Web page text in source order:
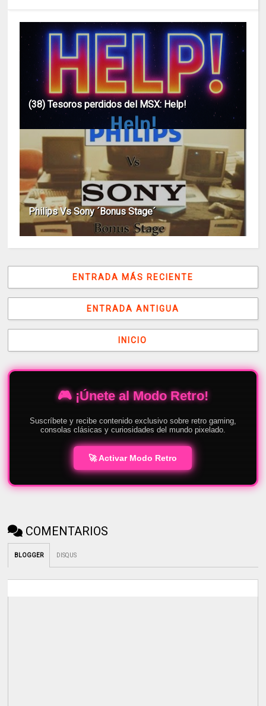
(38) Tesoros perdidos del MSX: Help!
Philips Vs Sony ´Bonus Stage´
ENTRADA MÁS RECIENTE
ENTRADA ANTIGUA
INICIO
🎮 ¡Únete al Modo Retro!
Suscríbete y recibe contenido exclusivo sobre retro gaming,
consolas clásicas y curiosidades del mundo pixelado.
🚀 Activar Modo Retro
COMENTARIOS
BLOGGER DISQUS